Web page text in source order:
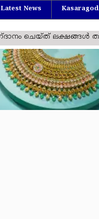
Latest News Kasaragod